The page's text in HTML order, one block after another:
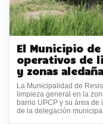
El Municipio
operativos de
y zonas
La Municipalidad de
limpieza general en la
barrio UPCP y su área
de la delegación